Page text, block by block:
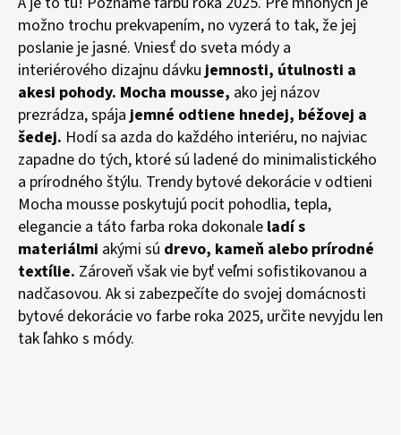
možno trochu prekvapením, no vyzerá to tak, že jej
poslanie je jasné. Vniesť do sveta módy a
interiérového dizajnu dávkujemnosti, útulnosti a
akesi pohody. Mocha mousse, ako jej názov
prezrádza, spájajemné odtiene hnedej, béžovej a
šedej. Hodí sa azda do každého interiéru, no najviac
zapadne do tých, ktoré sú ladené do minimalistického
a prírodného štýlu. Trendy bytové dekorácie v odtieni
Mocha mousse poskytujú pocit pohodlia, tepla,
elegancie a táto farba roka dokonale ladí s
materiálmi akými sú drevo, kameň alebo prírodné
textílie. Zároveň však vie byť veľmi sofistikovanou a
nadčasovou. Ak si zabezpečíte do svojej domácnosti
bytové dekorácie vo farbe roka 2025, určite nevyjdu len
tak ľahko s módy.